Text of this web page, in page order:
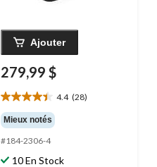
Ajouter
279,99 $
4.4 (28)
4.4
étoile(s)
sur
5.
28
Mieux notés
#184-2306-4
10 En Stock